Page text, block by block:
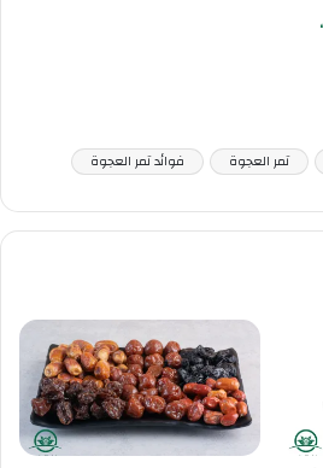
تمر العجوة فوائد تمر العجوة